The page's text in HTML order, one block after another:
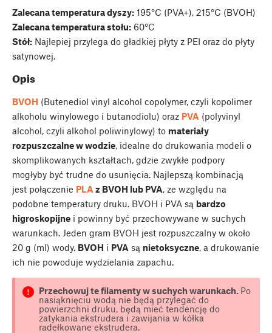
Zalecana temperatura dyszy: 195°C (PVA+), 215°C (BVOH)
Zalecana temperatura stołu: 60°C
Stół: Najlepiej przylega do gładkiej płyty z PEI oraz do płyty
satynowej.
Opis
BVOH (Butenediol vinyl alcohol copolymer, czyli kopolimer
alkoholu winylowego i butanodiolu) oraz PVA (polyvinyl
alcohol, czyli alkohol poliwinylowy) to materiały
rozpuszczalne w wodzie , idealne do drukowania modeli o
skomplikowanych kształtach, gdzie zwykłe podpory
mogłyby być trudne do usunięcia. Najlepszą kombinacją
jest połączenie PLA z BVOH lub PVA , ze względu na
podobne temperatury druku. BVOH i PVA są bardzo
higroskopijne i powinny być przechowywane w suchych
warunkach. Jeden gram BVOH jest rozpuszczalny w około
20 g (ml) wody. BVOH i PVA są nietoksyczne , a drukowanie
ich nie powoduje wydzielania zapachu.
Przechowuj te filamenty w suchych warunkach. Po
nasiąknięciu wodą nie będą przylegać do
powierzchni druku, będą mieć tendencję do
zatykania ekstrudera i zawijania w kółka
radełkowane ekstrudera.